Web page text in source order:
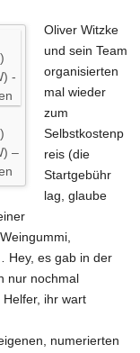
–
Oliver Witzke
und sein Team
organisierten
mal wieder
zum
Selbstkostenp
reis (die
Startgebühr
lag, glaube
Hey, es gab in der
nur nochmal
ihr wart
numerierten